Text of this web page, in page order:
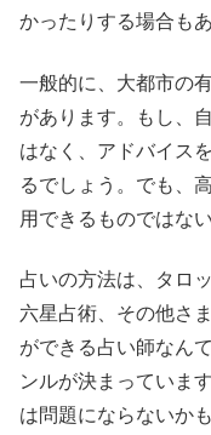
かったりする場合も
一般的に、大都市の
があります。もし、
はなく、アドバイス
るでしょう。でも、
用できるものではな
占いの方法は、タロ
六星占術、その他さ
ができる占い師なん
ンルが決まっていま
は問題にならないか